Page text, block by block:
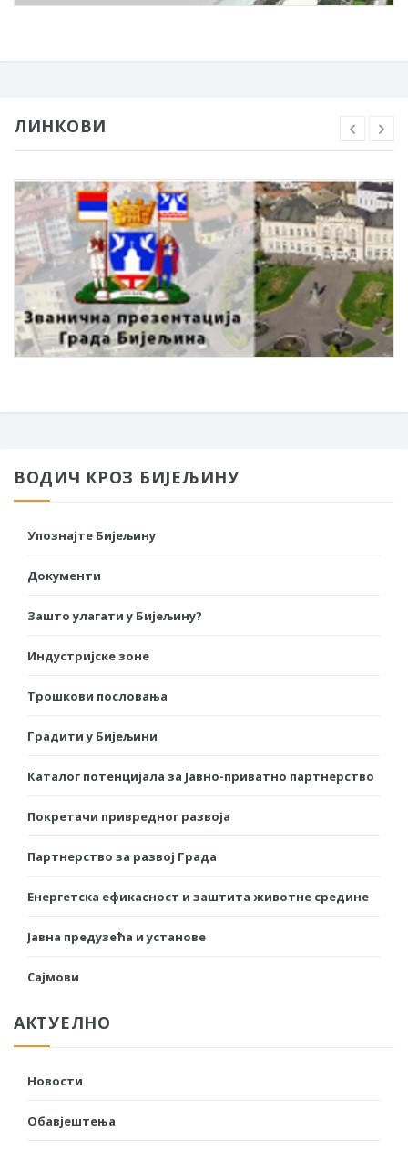
ЛИНКОВИ
ВОДИЧ КРОЗ БИЈЕЉИНУ
Упознајте Бијељину
Документи
Зашто улагати у Бијељину?
Индустријске зоне
Трошкови пословања
Градити у Бијељини
Каталог потенцијала за Јавно-приватно партнерство
Покретачи привредног развоја
Партнерство за развој Града
Енергетска ефикасност и заштита животне средине
Јавна предузећа и установе
Сајмови
АКТУЕЛНО
Новости
Обавјештења